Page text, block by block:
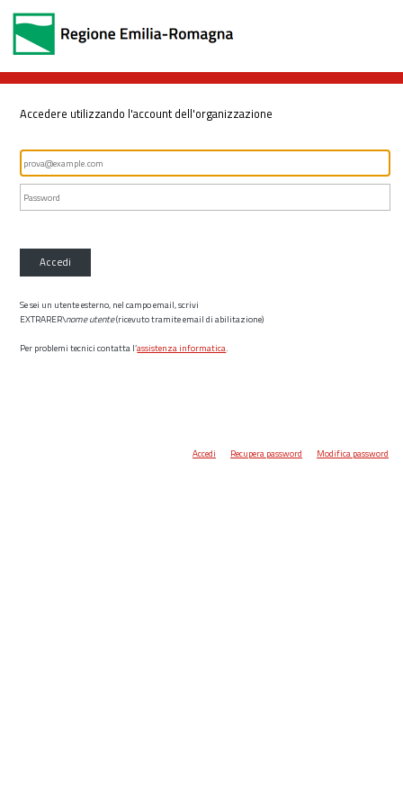
Accedere utilizzando l'account dell'organizzazione
Accedi
Se sei un utente esterno, nel campo email, scrivi
EXTRARER\nome utente(ricevuto tramite email di abilitazione)
Per problemi tecnici contatta l’assistenza informatica.
Accedi Recupera password Modifica password